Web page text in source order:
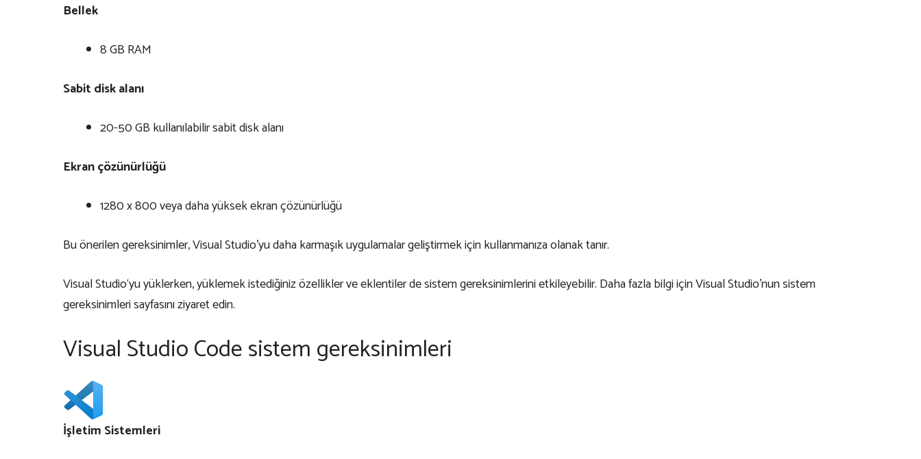
Bellek
8 GB RAM
Sabit disk alanı
20-50 GB kullanılabilir sabit disk alanı
Ekran çözünürlüğü
1280 x 800 veya daha yüksek ekran çözünürlüğü
Bu önerilen gereksinimler, Visual Studio’yu daha karmaşık uygulamalar geliştirmek için kullanmanıza olanak tanır.
Visual Studio‘yu yüklerken, yüklemek istediğiniz özellikler ve eklentiler de sistem gereksinimlerini etkileyebilir. Daha fazla bilgi için Visual Studio’nun sistem
gereksinimleri sayfasını ziyaret edin.
Visual Studio Code sistem gereksinimleri
İşletim Sistemleri